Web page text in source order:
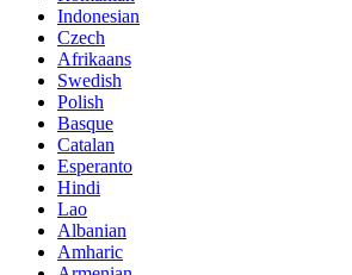
Indonesian
Czech
Afrikaans
Swedish
Polish
Basque
Catalan
Esperanto
Hindi
Lao
Albanian
Amharic